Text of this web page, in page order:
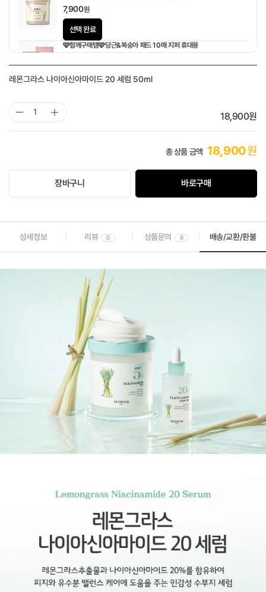
7,900원
선택 완료
🩷함께구매템🩷당근&복숭아 패드 10매 지퍼 휴대용
레몬그라스 나이아신아마이드 20 세럼 50ml
18,900원
총 상품 금액 18,900원
장바구니 바로구매
상세정보 리뷰 0 상품문의 6 배송/교환/환불